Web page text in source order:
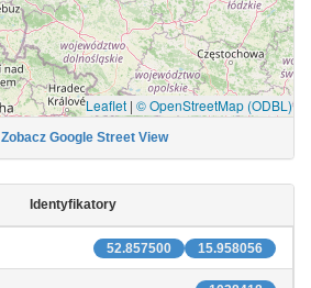
Leaflet | © OpenStreetMap (ODBL)
Zobacz Google Street View
Identyfikatory
15.958056
52.857500